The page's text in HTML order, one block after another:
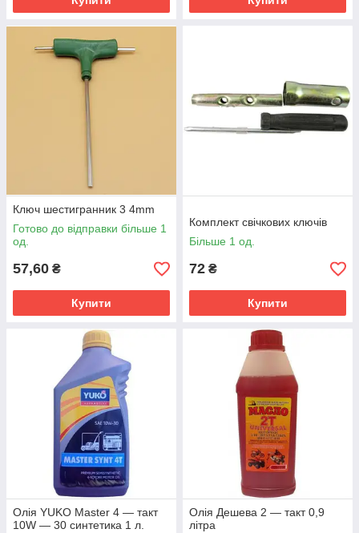
Ключ шестигранник 3 4mm
Готово до відправки більше 1
од.
57,60 ₴
Купити
Комплект свічкових ключів
Більше 1 од.
72 ₴
Купити
Олія YUKO Master 4 — такт
10W — 30 синтетика 1 л.
Олія Дешева 2 — такт 0,9
літра